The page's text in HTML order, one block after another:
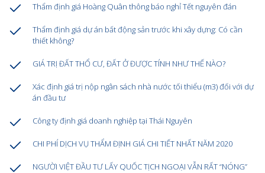
Thẩm định giá Hoàng Quân thông báo nghỉ Tết nguyên đán
Thẩm định giá dự án bất động sản trước khi xây dựng: Có cần
thiết không?
GIÁ TRỊ ĐẤT THỔ CƯ, ĐẤT Ở ĐƯỢC TÍNH NHƯ THẾ NÀO?
Xác định giá trị nộp ngân sách nhà nước tối thiểu (m3) đối với dự
án đầu tư
Công ty định giá doanh nghiệp tại Thái Nguyên
CHI PHÍ DỊCH VỤ THẨM ĐỊNH GIÁ CHI TIẾT NHẤT NĂM 2020
NGƯỜI VIỆT ĐẦU TƯ LẤY QUỐC TỊCH NGOẠI VẪN RẤT “NÓNG”